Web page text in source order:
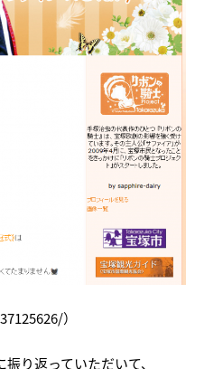
）
り返っていただいて、